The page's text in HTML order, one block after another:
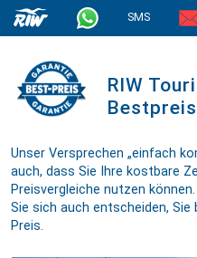
SMS
RIW
Unser Versprechen „einfach
auch, dass Sie Ihre kostbare
Preis­ver­gleiche nutzen
Sie sich auch entscheiden,
Preis.